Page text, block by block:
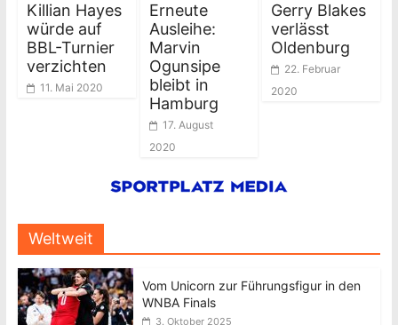
Killian Hayes
würde auf
BBL-Turnier
verzichten
11. Mai 2020
Erneute
Ausleihe:
Marvin
Ogunsipe
bleibt in
Hamburg
17. August
2020
Gerry Blakes
verlässt
Oldenburg
22. Februar
2020
Weltweit
Vom Unicorn zur Führungsfigur in den
WNBA Finals
3. Oktober 2025